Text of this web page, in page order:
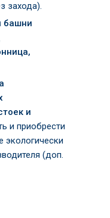
захода).
башни
и
и приобрести
экологически
(доп.